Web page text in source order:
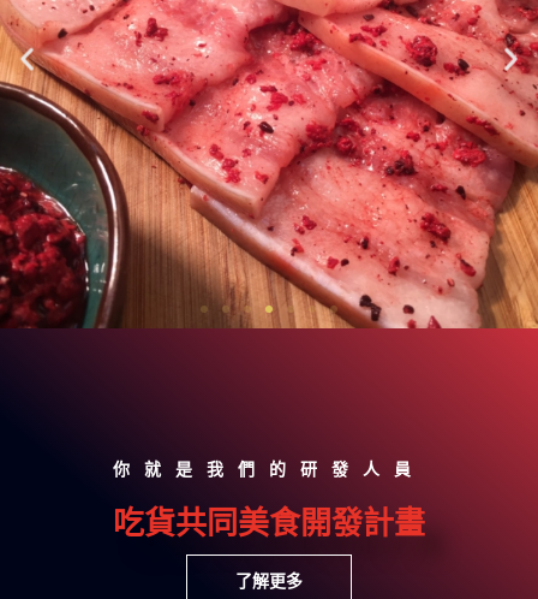
你就是我們的研發人員
吃貨共同美食開發計畫
了解更多